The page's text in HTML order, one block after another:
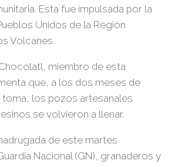
Esta fue impulsada por la
Unidos de la Región
Volcanes.
miembro de esta
que, a los dos meses de
los pozos artesanales
se volvieron a llenar.
de este martes
Nacional (GN), granaderos y